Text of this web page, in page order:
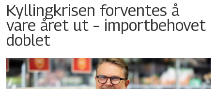
Kyllingkrisen forventes å
vare året ut – importbehovet
doblet